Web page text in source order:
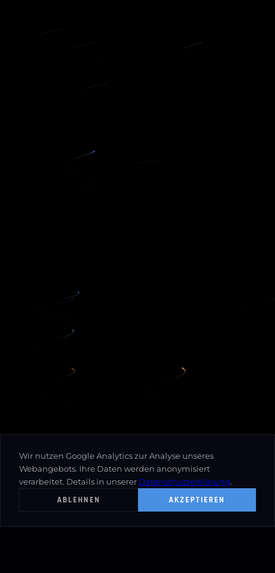
Wir nutzen Google Analytics zur Analyse unseres
Webangebots. Ihre Daten werden anonymisiert
verarbeitet. Details in unserer Datenschutzerklärung.
ABLEHNEN
AKZEPTIEREN